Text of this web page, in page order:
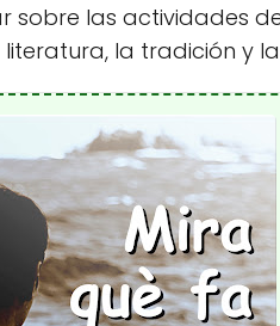
sobre las actividades
la tradición y